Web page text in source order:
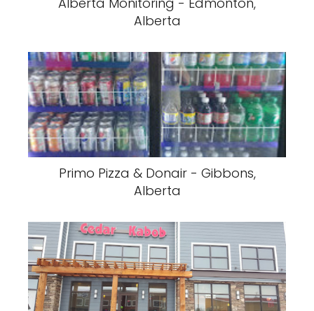
Alberta
Primo Pizza & Donair - Gibbons,
Alberta